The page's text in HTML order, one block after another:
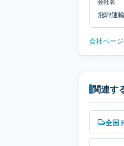
飛騨運
会社ペー
関連す
全国